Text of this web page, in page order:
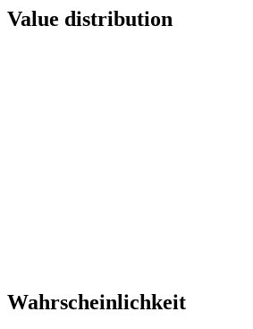
Value distribution
Wahrscheinlichkeit